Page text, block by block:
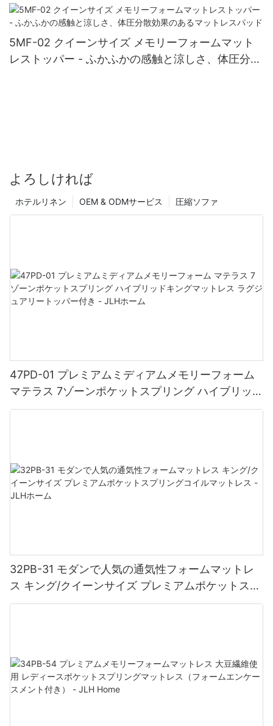
ー ジッパー付き - JLH Home
5MF-02 クイーンサイズ メモリーフォームマット
レストッパー - ふかふかの感触と涼しさ、体圧分散
よろしければ
圧縮ソファ
OEM & ODMサービス
ホテルリネン
47PD-01 プレミアムミディアムメモリーフォーム
マテラス 7ゾーンポケットスプリング ハイブリッド
キングマットレス ラグジュアリートッパー付き -
32PB-31 モダンで人気の通気性フォームマットレ
ス キング/クイーンサイズ プレミアムポケットスプ
リングコイルマットレス - JLHホーム